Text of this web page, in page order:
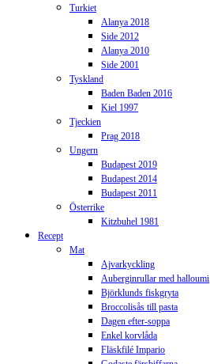
Turkiet
Alanya 2018
Side 2012
Alanya 2010
Side 2001
Tyskland
Baden Baden 2016
Kiel 1997
Tjeckien
Prag 2018
Ungern
Budapest 2019
Budapest 2014
Budapest 2011
Österrike
Kitzbuhel 1981
Recept
Mat
Ajvarkyckling
Auberginrullar med halloumi
Björklunds fiskgryta
Broccolisås till pasta
Dagen efter-soppa
Enkel korvlåda
Fläskfilé Impario